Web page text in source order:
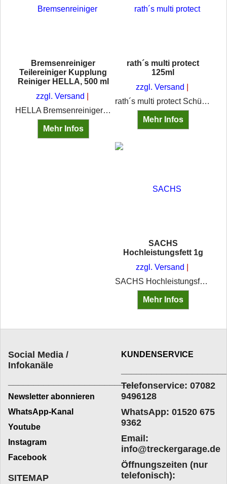
Bremsenreiniger
Teilereiniger Kupplung
Reiniger HELLA, 500 ml
zzgl. Versand
HELLA Bremsenreiniger 500 ml (8DX 355 370-001) entfernt Öl, Fett, Schmutz und Bremsstaub. Rückstandsfrei und schnell verdunstend. Ideal für Brems- und Kupplungsteile.
Mehr Infos
rath´s multi protect
125ml
zzgl. Versand
rath´s multi protect Schützt die Haut vor Schmutz durch wechselnde Hautbelastungen im öligen,fettigen und staubigen Schmutzbereich sowie bei Kontakt mit anhaftendemoder auch feuchtem Schmutz/Wasser. Unter Handschuhen anwendbar.
Mehr Infos
SACHS
Hochleistungsfett 1g
zzgl. Versand
SACHS Hochleistungsfett Dieses Fett wird zur Kupplungsmontage genutzt. Man schmiert wenig davon auf die Nabe der Scheibe und ein wenig auf die Ausrücklager-Bolzen.
Mehr Infos
Social Media /
Infokanäle
_________________________
Newsletter abonnieren
WhatsApp-Kanal
Youtube
Instagram
Facebook
KUNDENSERVICE
Telefonservice: 07082
9496128
WhatsApp: 01520 675
9362
Email:
info@treckergarage.de
Öffnungszeiten (nur
telefonisch):
SITEMAP